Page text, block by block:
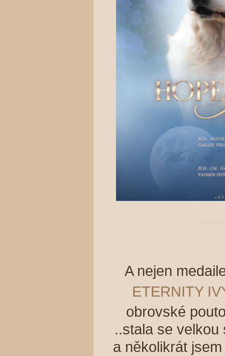
A nejen
ETERNITY
obrovské
..stala se velkou
a několikrát